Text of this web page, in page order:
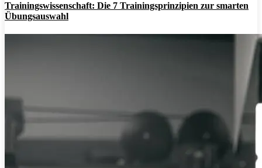
Trainingswissenschaft: Die 7 Trainingsprinzipien zur smarten
Übungsauswahl